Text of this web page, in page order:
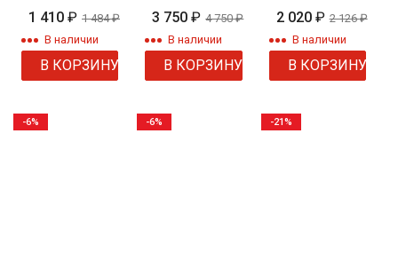
плетения
"Шнурок" с
рисунком
1 410 ₽ 1 484₽
В наличии
В КОРЗИНУ
"Восьмерка"
3 750₽ 4 750₽
В наличии
В КОРЗИНУ
"Панцирное" с
узором
2 020 ₽ 2 126₽
В наличии
В КОРЗИНУ
-6% -6% -21%